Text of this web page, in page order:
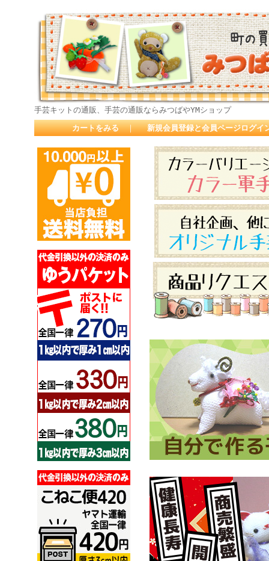
手芸キットの通販、手芸の通販ならみつばやYMショップ
カートをみる ｜ 新規会員登録と会員ページログイ